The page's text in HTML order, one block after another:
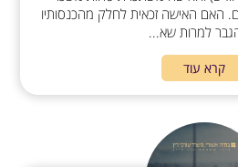
האם האישה זכאית לחלק מהכנסותיו
למרות שא...
קרא עוד